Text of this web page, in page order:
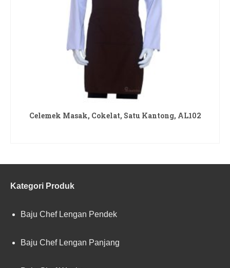
Celemek Masak, Cokelat, Satu Kantong, AL102
Kategori Produk
Baju Chef Lengan Pendek
Baju Chef Lengan Panjang